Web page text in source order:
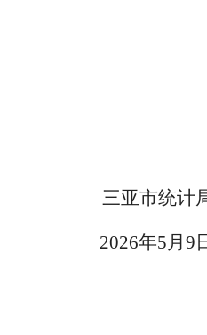
三亚市统计
2026年5月9